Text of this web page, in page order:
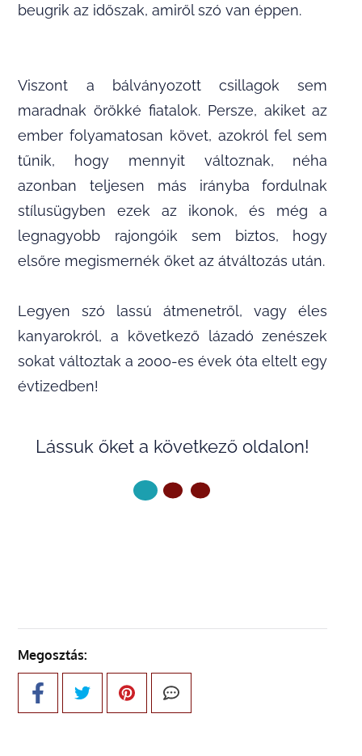
beugrik az időszak, amiről szó van éppen.
Viszont a bálványozott csillagok sem
maradnak örökké fiatalok. Persze, akiket az
ember folyamatosan követ, azokról fel sem
tűnik, hogy mennyit változnak, néha
azonban teljesen más irányba fordulnak
stílusügyben ezek az ikonok, és még a
legnagyobb rajongóik sem biztos, hogy
elsőre megismernék őket az átváltozás után.
Legyen szó lassú átmenetről, vagy éles
kanyarokról, a következő lázadó zenészek
sokat változtak a 2000-es évek óta eltelt egy
évtizedben!
Lássuk őket a következő oldalon!
Megosztás: